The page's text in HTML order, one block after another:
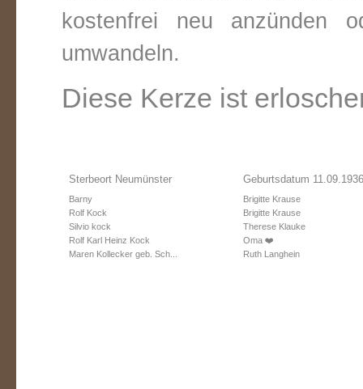
kostenfrei neu anzünden
umwandeln.
Diese Kerze ist
Sterbeort Neumünster
Barny
Rolf Kock
Silvio kock
Rolf Karl Heinz Kock
Maren Kollecker geb. Sch...
Geburtsdatum 11.09.1936
Brigitte Krause
Brigitte Krause
Therese Klauke
Oma ❤️
Ruth Langhein